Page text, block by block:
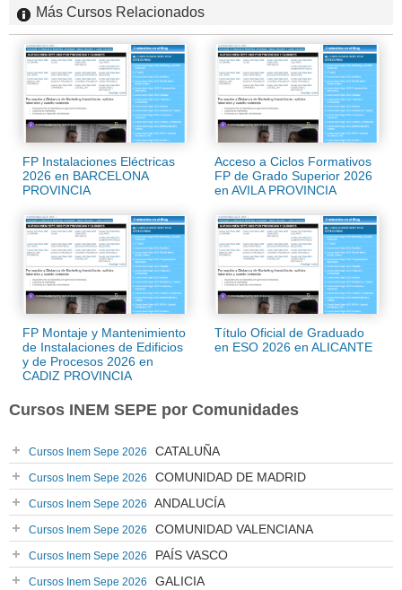
Más Cursos Relacionados
FP Instalaciones Eléctricas
2026 en BARCELONA
PROVINCIA
Acceso a Ciclos Formativos
FP de Grado Superior 2026
en AVILA PROVINCIA
FP Montaje y Mantenimiento
de Instalaciones de Edificios
y de Procesos 2026 en
CADIZ PROVINCIA
Título Oficial de Graduado
en ESO 2026 en ALICANTE
Cursos INEM SEPE por Comunidades
Cursos Inem Sepe 2026 CATALUÑA
Cursos Inem Sepe 2026 COMUNIDAD DE MADRID
Cursos Inem Sepe 2026 ANDALUCÍA
Cursos Inem Sepe 2026 COMUNIDAD VALENCIANA
Cursos Inem Sepe 2026 PAÍS VASCO
Cursos Inem Sepe 2026 GALICIA